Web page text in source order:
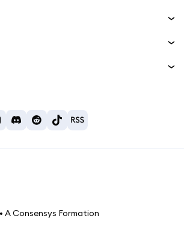
Consensys Formation